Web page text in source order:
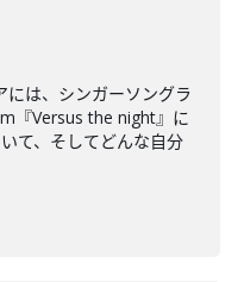
は、シンガーソングラ
『Versus the night』に
て、そしてどんな自分